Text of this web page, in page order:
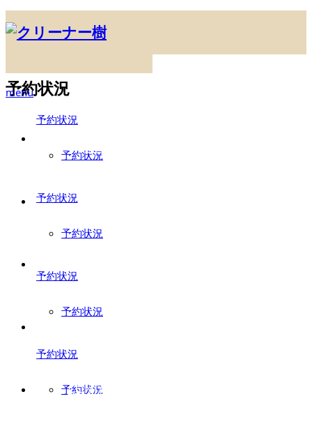
menu
ホーム
MENU
ご依頼の流れ
CONTACT
ブログ
予約状況
予約状況
予約状況
予約状況
予約状況
予約状況
予約状況
予約状況
予約状況